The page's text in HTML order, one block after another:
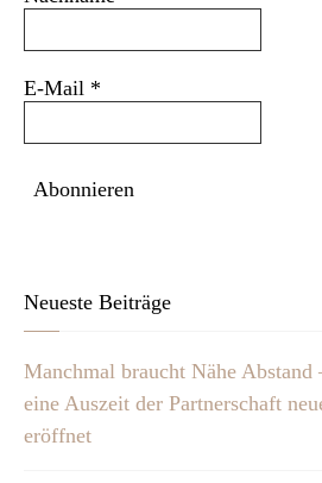
E-Mail *
Neueste Beiträge
Manchmal braucht Nähe Abstand
eine Auszeit der Partnerschaft
eröffnet